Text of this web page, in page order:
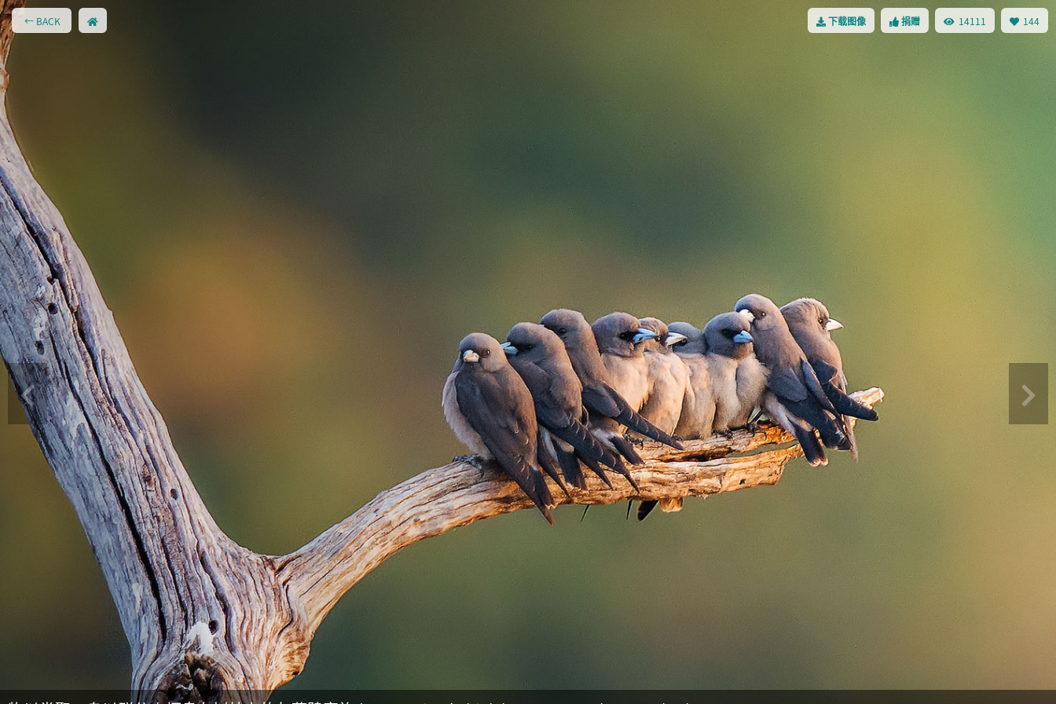
← BACK 下载图像 捐赠 14111 144